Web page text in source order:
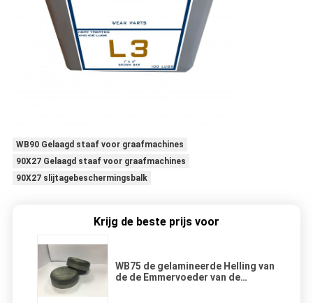
WB90 Gelaagd staaf voor graafmachines
90X27 Gelaagd staaf voor graafmachines
90X27 slijtagebeschermingsbalk
Krijg de beste prijs voor
WB75 de gelamineerde Helling van
de de Emmervoeder van de